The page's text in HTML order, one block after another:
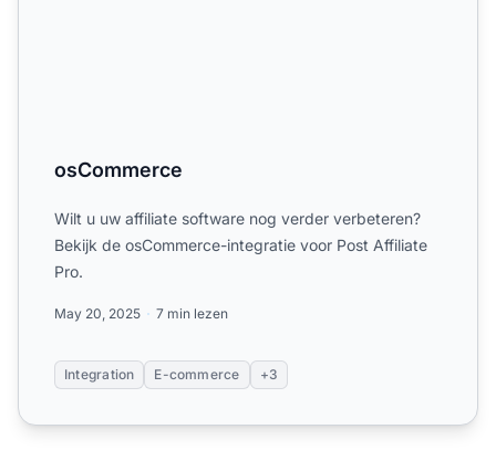
osCommerce
Wilt u uw affiliate software nog verder verbeteren?
Bekijk de osCommerce-integratie voor Post Affiliate
Pro.
May 20, 2025 7 min lezen
Integration E-commerce +3